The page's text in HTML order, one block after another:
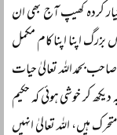
کردہ کھیپ آج بھی ان
اپنا اپنا کام مکمل
بحمد اللہ تعالیٰ حیات
کر خوشی ہوئی کہ حکیم
ہیں، اللہ تعالیٰ انہیں